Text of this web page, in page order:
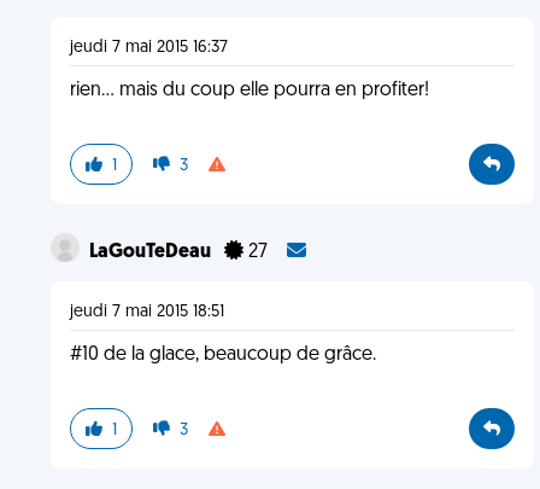
jeudi 7 mai 2015 16:37
rien... mais du coup elle pourra en profiter!
1 3
LaGouTeDeau 27
jeudi 7 mai 2015 18:51
#10 de la glace, beaucoup de grâce.
1 3